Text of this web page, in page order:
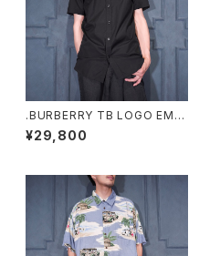
.BURBERRY TB LOGO EMB
ROIDERY DESIGN HALF SL
EEVE SHIRT/バーバリーTBロ
¥29,800